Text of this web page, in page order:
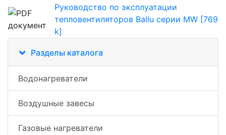
Руководство по эксплуатации
тепловентиляторов Ballu серии MW [769
k]
Разделы каталога
Водонагреватели
Воздушные завесы
Газовые нагреватели